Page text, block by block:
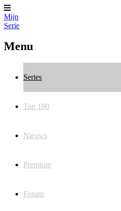
Mijn
Serie
Menu
Series
Top 100
Nieuws
Premium
Forum